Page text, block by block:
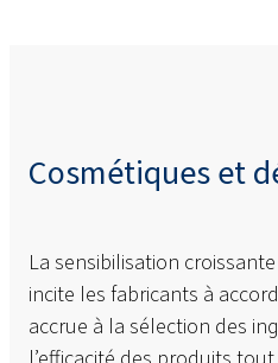
Cosmétiques et
La sensibilisation
incite les fabricants à
accrue à la sélection des